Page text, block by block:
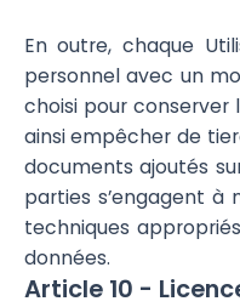
En outre, chaque
personnel avec un
choisi pour conserver
ainsi empêcher de
documents ajoutés
parties s’engagent
techniques
données.
Article 10 -